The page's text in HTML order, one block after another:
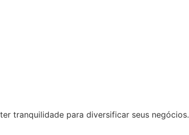
tranquilidade para diversificar seus negócios.